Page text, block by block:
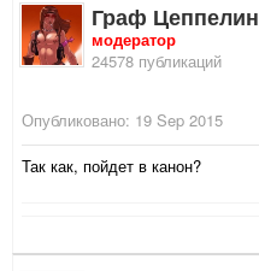
Граф Цеппелин
модератор
24578 публикаций
Опубликовано: 19 Sep 2015
Так как, пойдет в канон?